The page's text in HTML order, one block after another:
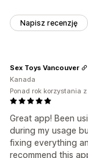
Napisz recenzję
Great app! Been
during my usage
fixing everything
recommend this
Sex Toys Vancouver
Kanada
Ponad rok korzystania